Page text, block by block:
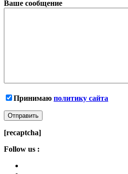
Ваше сообщение
Принимаю политику сайта
[recaptcha]
Follow us :